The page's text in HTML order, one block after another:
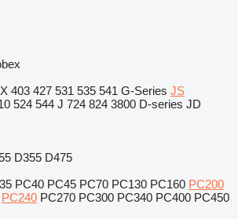
403 427 531 535 541 G-Series JS
524 544 J 724 824 3800 D-series JD
D355 D475
PC40 PC45 PC70 PC130 PC160 PC200
PC240 PC270 PC300 PC340 PC400 PC450